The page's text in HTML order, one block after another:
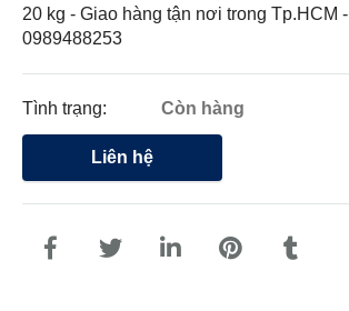
20 kg - Giao hàng tận nơi trong Tp.HCM -
0989488253
Tình trạng: Còn hàng
Liên hệ